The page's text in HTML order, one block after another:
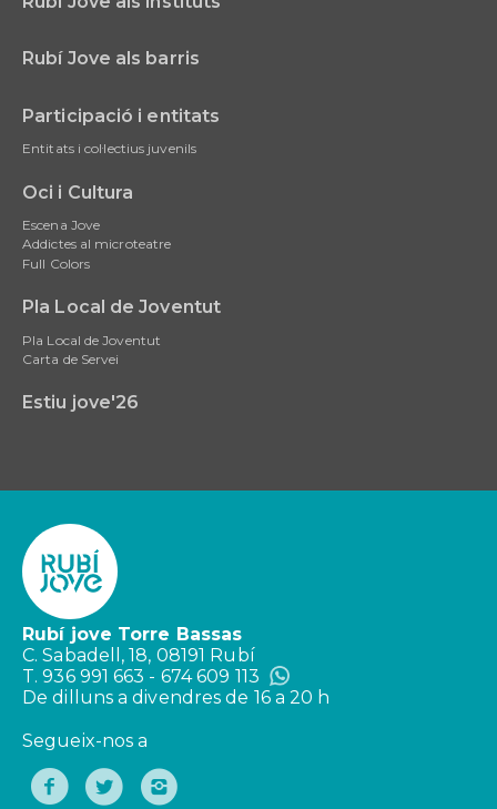
Rubí Jove als barris
Participació i entitats
Entitats i col·lectius juvenils
Oci i Cultura
Escena Jove
Addictes al microteatre
Full Colors
Pla Local de Joventut
Pla Local de Joventut
Carta de Servei
Estiu jove'26
Rubí jove Torre Bassas
C. Sabadell, 18, 08191 Rubí
T. 936 991 663 - 674 609 113
De dilluns a divendres de 16 a 20 h
Segueix-nos a